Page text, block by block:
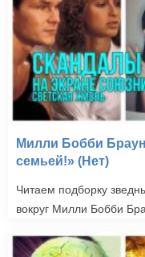
Милли Бобби
семьей!» (Нет)
Читаем подборку
вокруг Милли Бобби